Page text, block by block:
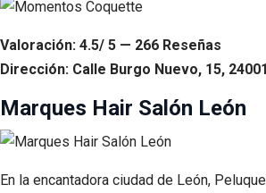
Valoración: 4.5/ 5 — 266 Reseñas
Dirección: Calle Burgo Nuevo, 15,
Marques Hair Salón León
En la encantadora ciudad de León,